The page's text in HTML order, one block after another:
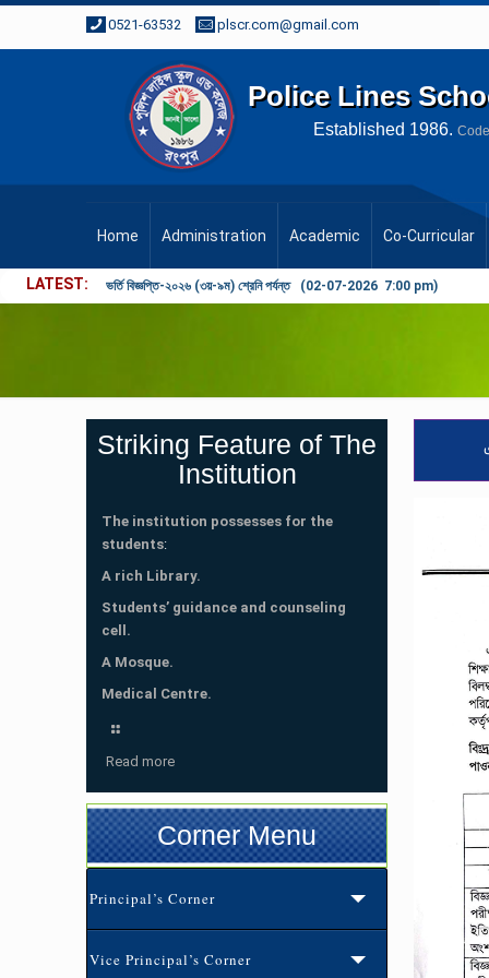
0521-63532 plscr.com@gmail.com
Police Lines
Established 1986. Code
Home Administration Academic Co-Curricular
LATEST প্রতিষ্ঠান বন্ধের বিজ্ঞপ্তি (21-05-2026 1:12 pm)
Striking Feature of The
Institution
The institution possesses for the
students:
A rich Library.
Students’ guidance and counseling
cell.
A Mosque.
Medical Centre.
Read more
Corner Menu
Principal’s Corner
Vice Principal’s Corner